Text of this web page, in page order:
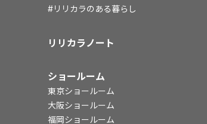
#リリカラのある暮らし
リリカラノート
ショールーム
東京ショールーム
大阪ショールーム
福岡ショールーム